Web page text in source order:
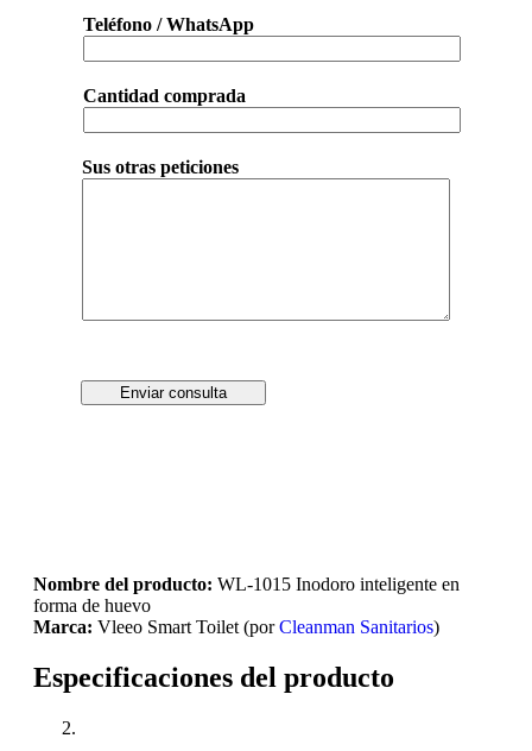
Teléfono / WhatsApp
Cantidad comprada
Sus otras peticiones
Enviar consulta
Nombre del producto: WL-1015 Inodoro inteligente en
forma de huevo
Marca: Vleeo Smart Toilet (porCleanman Sanitarios)
Especificaciones del producto